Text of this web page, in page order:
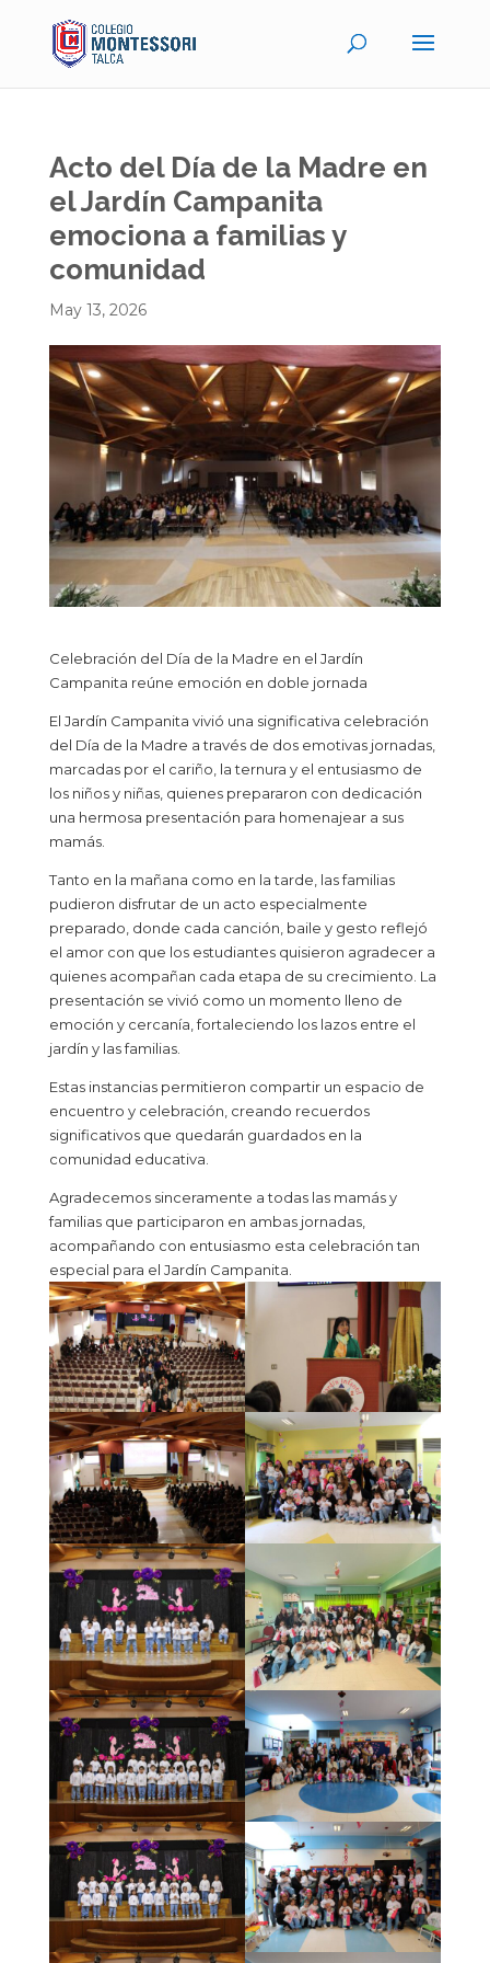
Acto del Día de la Madre en
el Jardín Campanita
emociona a familias y
comunidad
May 13, 2026
Celebración del Día de la Madre en el Jardín
Campanita reúne emoción en doble jornada
El Jardín Campanita vivió una significativa celebración
del Día de la Madre a través de dos emotivas jornadas,
marcadas por el cariño, la ternura y el entusiasmo de
los niños y niñas, quienes prepararon con dedicación
una hermosa presentación para homenajear a sus
mamás.
Tanto en la mañana como en la tarde, las familias
pudieron disfrutar de un acto especialmente
preparado, donde cada canción, baile y gesto reflejó
el amor con que los estudiantes quisieron agradecer a
quienes acompañan cada etapa de su crecimiento. La
presentación se vivió como un momento lleno de
emoción y cercanía, fortaleciendo los lazos entre el
jardín y las familias.
Estas instancias permitieron compartir un espacio de
encuentro y celebración, creando recuerdos
significativos que quedarán guardados en la
comunidad educativa.
Agradecemos sinceramente a todas las mamás y
familias que participaron en ambas jornadas,
acompañando con entusiasmo esta celebración tan
especial para el Jardín Campanita.